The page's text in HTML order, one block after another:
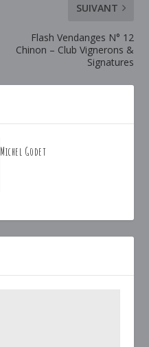
SUIVANT
Flash Vendanges N° 12
Chinon – Club Vignerons &
Signatures
Michel Godet